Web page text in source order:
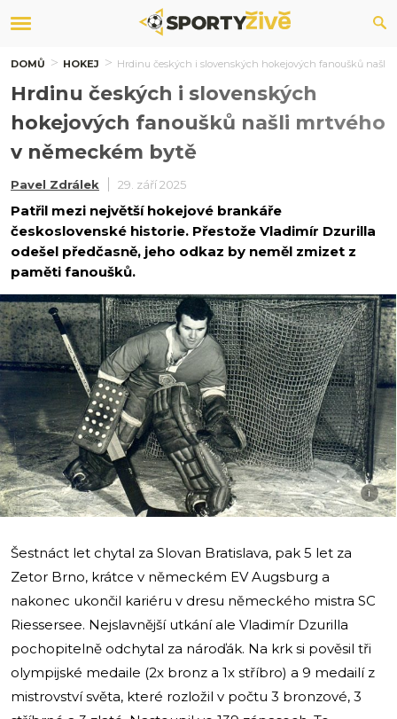
DOMŮ HOKEJ Hrdinu českých i slovenských hokejových fanoušků našli
Hrdinu českých i slovenských
hokejových fanoušků našli mrtvého
v německém bytě
Pavel Zdrálek 29. září 2025
Patřil mezi největší hokejové brankáře
československé historie. Přestože Vladimír Dzurilla
odešel předčasně, jeho odkaz by neměl zmizet z
paměti fanoušků.
i
Šestnáct let chytal za Slovan Bratislava, pak 5 let za
Zetor Brno, krátce v německém EV Augsburg a
nakonec ukončil kariéru v dresu německého mistra SC
Riessersee. Nejslavnější utkání ale Vladimír Dzurilla
pochopitelně odchytal za nároďák. Na krk si pověsil tři
olympijské medaile (2x bronz a 1x stříbro) a 9 medailí z
mistrovství světa, které rozložil v počtu 3 bronzové, 3